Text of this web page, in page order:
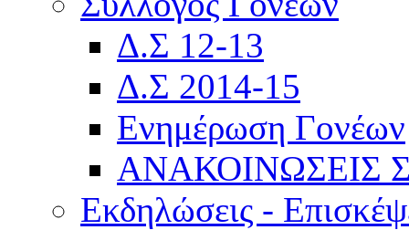
Δ.Σ 12-13
Δ.Σ 2014-15
Ενημέρωση Γονέων
ΑΝΑΚΟΙΝΩΣΕΙΣ
Εκδηλώσεις -